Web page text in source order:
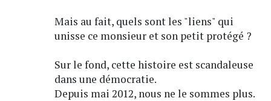
Mais au fait, quels sont les "liens" qui
unisse ce monsieur et son petit protégé ?
Sur le fond, cette histoire est scandaleuse
dans une démocratie.
Depuis mai 2012, nous ne le sommes plus.